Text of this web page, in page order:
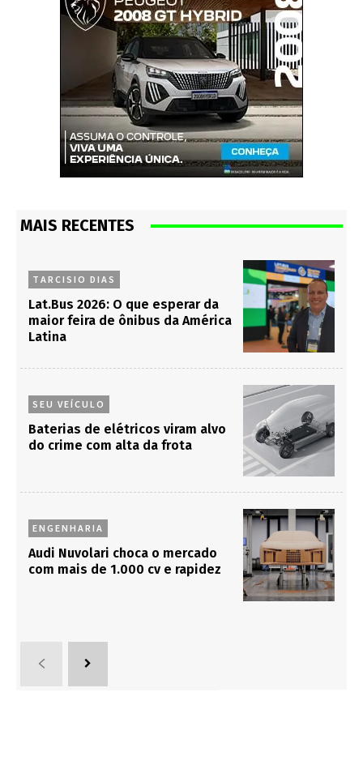
MAIS RECENTES
TARCISIO DIAS
Lat.Bus 2026: O que esperar da
maior feira de ônibus da América
Latina
SEU VEÍCULO
Baterias de elétricos viram alvo
do crime com alta da frota
ENGENHARIA
Audi Nuvolari choca o mercado
com mais de 1.000 cv e rapidez